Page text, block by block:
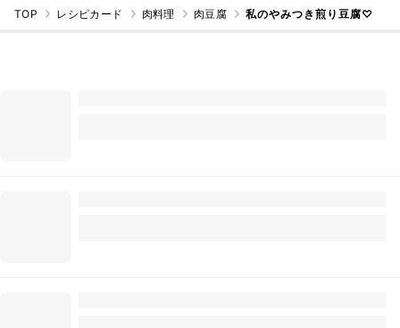
TOP レシピカード 肉料理 肉豆腐 私のやみつき煎り豆腐♡